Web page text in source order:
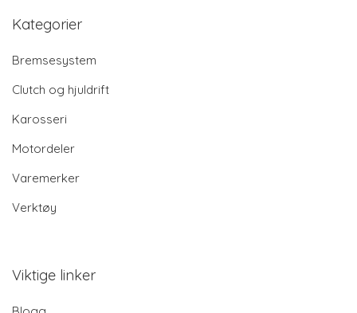
Kategorier
Bremsesystem
Clutch og hjuldrift
Karosseri
Motordeler
Varemerker
Verktøy
Viktige linker